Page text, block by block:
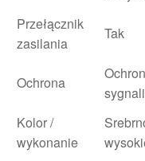
Przełącznik
zasilania
Tak
Ochrona
Kolor /
wykonanie